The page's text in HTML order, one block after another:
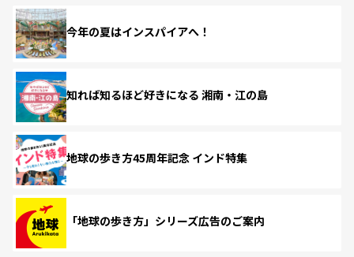
今年の夏はインスパイアへ！
知れば知るほど好きになる 湘南・江の島
地球の歩き方45周年記念 インド特集
「地球の歩き方」シリーズ広告のご案内